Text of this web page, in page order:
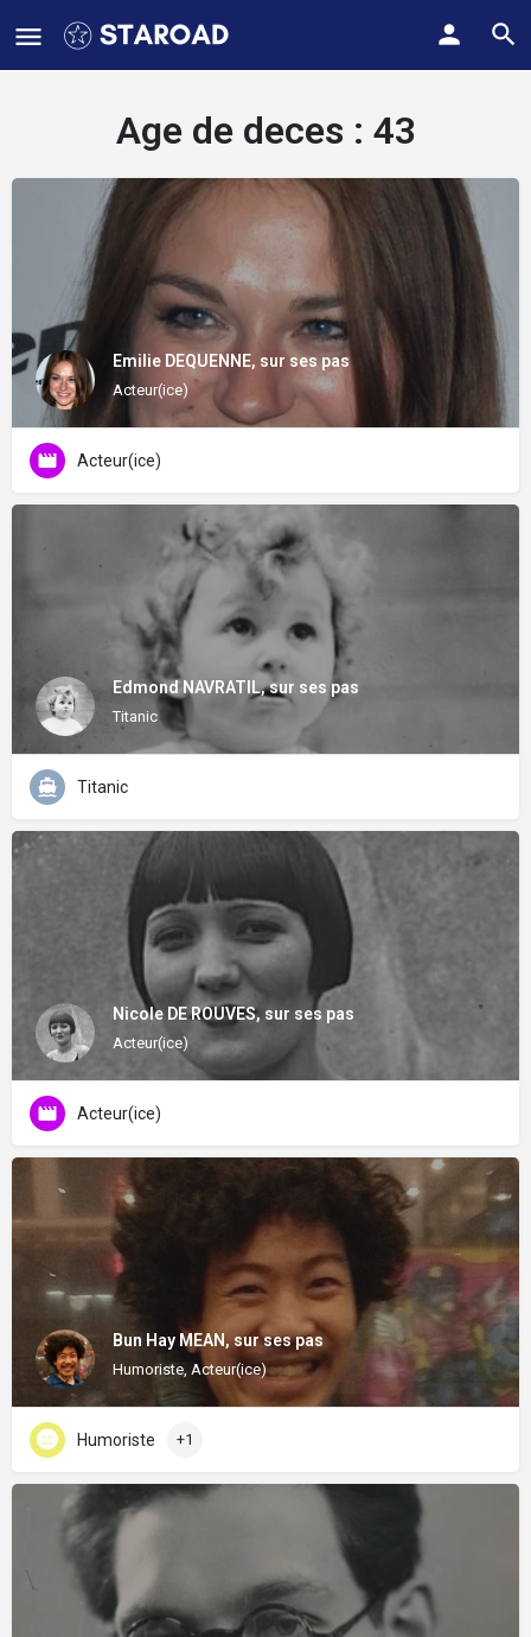
Age de deces : 43
Emilie DEQUENNE, sur ses pas
Acteur(ice)
Acteur(ice)
Edmond NAVRATIL, sur ses pas
Titanic
Titanic
Nicole DE ROUVES, sur ses pas
Acteur(ice)
Acteur(ice)
Bun Hay MEAN, sur ses pas
Humoriste, Acteur(ice)
Humoriste +1